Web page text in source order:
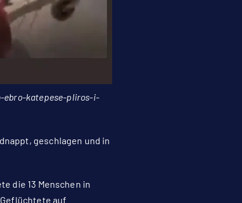
ebro-katepese-pliros-i-
geschlagen und in
die 13 Menschen in
auf.